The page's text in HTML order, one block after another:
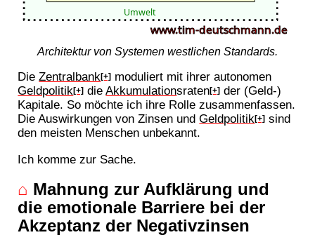
Architektur von Systemen westlichen Standards.
DieZentralbank[+] moduliert mit ihrer autonomen
Geldpolitik[+] dieAkkumulationsraten[+] der (Geld-)
Kapitale. So möchte ich ihre Rolle zusammenfassen.
Die Auswirkungen von Zinsen undGeldpolitik[+] sind
den meisten Menschen unbekannt.
Ich komme zur Sache.
⌂ Mahnung zur Aufklärung und
die emotionale Barriere bei der
Akzeptanz der Negativzinsen